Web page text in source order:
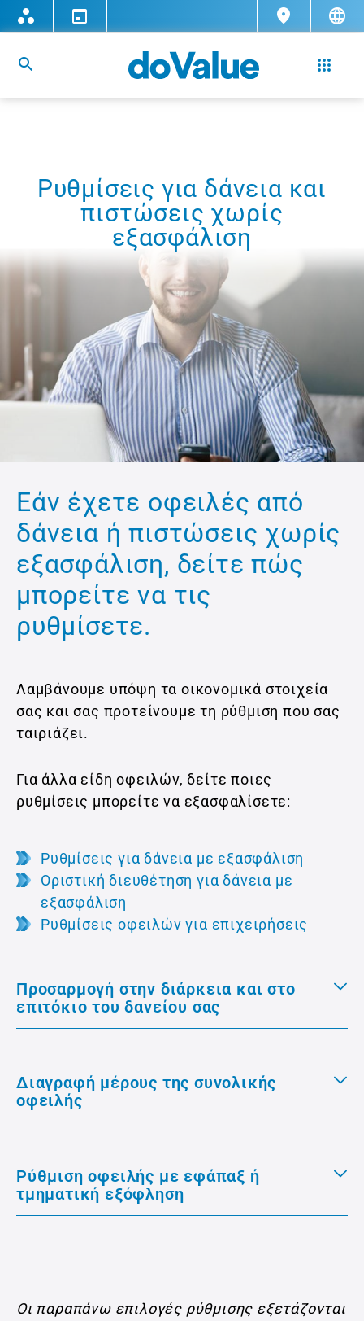
Ρυθμίσεις για δάνεια και
πιστώσεις χωρίς
εξασφάλιση
Εάν έχετε οφειλές από
δάνεια ή πιστώσεις χωρίς
εξασφάλιση, δείτε πώς
μπορείτε να τις
ρυθμίσετε.
Λαμβάνουμε υπόψη τα οικονομικά στοιχεία
σας και σας προτείνουμε τη ρύθμιση που σας
ταιριάζει.
Για άλλα είδη οφειλών, δείτε ποιες
ρυθμίσεις μπορείτε να εξασφαλίσετε:
Ρυθμίσεις για δάνεια με εξασφάλιση
Οριστική διευθέτηση για δάνεια με
εξασφάλιση
Ρυθμίσεις οφειλών για επιχειρήσεις
Προσαρμογή στην διάρκεια και στο
επιτόκιο του δανείου σας
Διαγραφή μέρους της συνολικής
οφειλής
Ρύθμιση οφειλής με εφάπαξ ή
τμηματική εξόφληση
Οι παραπάνω επιλογές ρύθμισης εξετάζονται